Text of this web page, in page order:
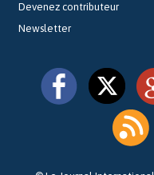
Devenez contributeur
Newsletter